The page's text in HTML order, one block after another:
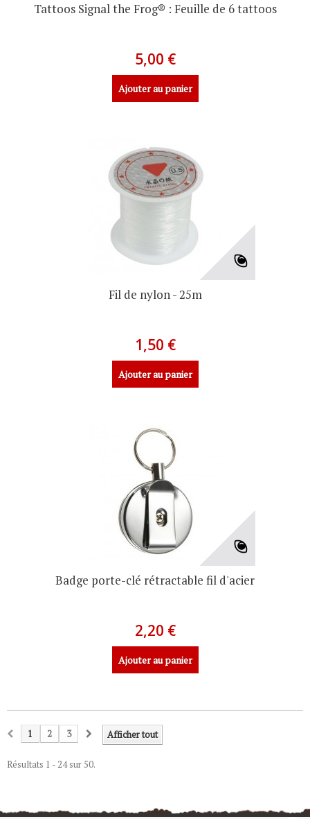
Tattoos Signal the Frog®️ : Feuille de 6 tattoos
5,00 €
Ajouter au panier
Fil de nylon - 25m
1,50 €
Ajouter au panier
Badge porte-clé rétractable fil d'acier
2,20 €
Ajouter au panier
Afficher tout
1 2 3
Résultats 1 - 24 sur 50.